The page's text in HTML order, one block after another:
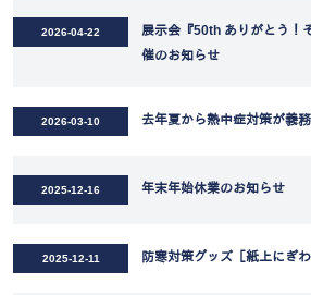
2026-04-22
展示会『50th ありがとう！
催のお知らせ
2026-03-10 去年夏から熱中症対策が義務
2025-12-16 年末年始休業のお知らせ
2025-12-11 防寒対策グッズ［紙上にぎ